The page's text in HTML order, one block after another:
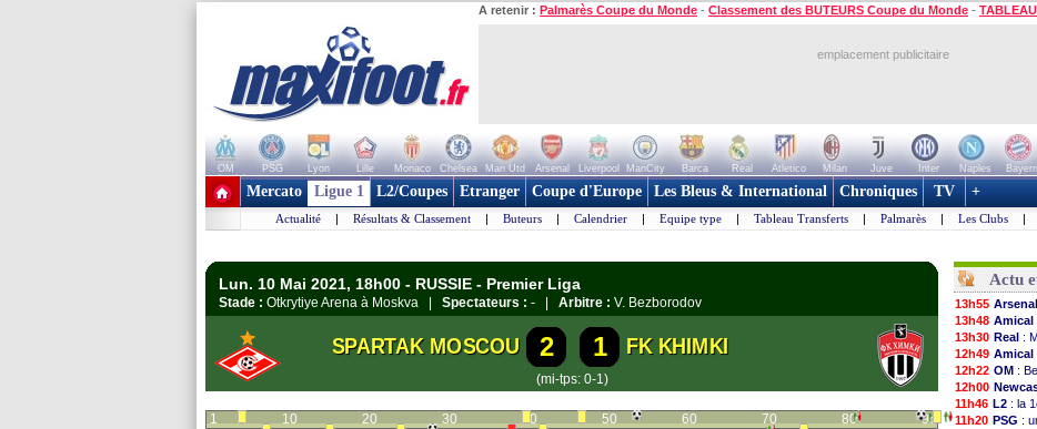
A retenir : Palmarès Coupe du Monde - Classement des BUTEURS Coupe du Monde -
emplacement publicitaire
OM PSG Lyon Lille Monaco Chelsea Man Utd Arsenal Liverpool ManCity Barca Real Atletico Milan Juve Inter Naples Bayern
+ de clubs
Mercato Ligue 1 L2/Coupes Etranger Coupe d'Europe Les Bleus & International Chroniques TV +
Actualité | Résultats & Classement | Buteurs | Calendrier | Equipe type | Tableau Transferts | Palmarès | Les Clubs |
Lun. 10 Mai 2021, 18h00 - RUSSIE - Premier Liga
Stade : Otkrytiye Arena à Moskva | Spectateurs : - | Arbitre : V. Bezborodov
SPARTAK MOSCOU 2 1 FK KHIMKI
(mi-tps: 0-1)
1 10 20 30 40 50 60 70 80 90
Actu
13h55 Arsenal
13h48 Amical
13h30 Real :
12h49 Amical
12h22 OM :
12h00
11h46 L2 : la
11h20 PSG :